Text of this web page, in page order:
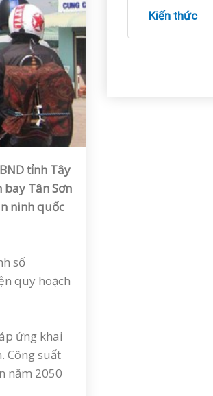
tỉnh Tây
Tân Sơn
ninh quốc
số
quy hoạch
ứng khai
Công suất
năm 2050
Kiến thức